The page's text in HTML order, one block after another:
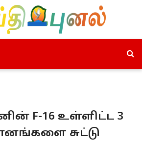
F-16 உள்ளிட்ட 3
சுட்டு